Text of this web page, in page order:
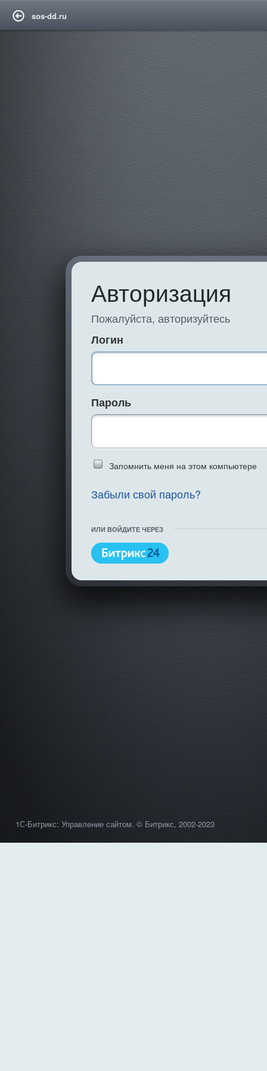
sos-dd.ru
1С-Битрикс: Управление сайтом. © Битрикс, 2002-2023
Авторизация
Пожалуйста, авторизуйтесь
Логин
Пароль
Введите слово
Запомнить меня на этом компьютере
Забыли свой пароль?
ИЛИ ВОЙДИТЕ ЧЕРЕЗ